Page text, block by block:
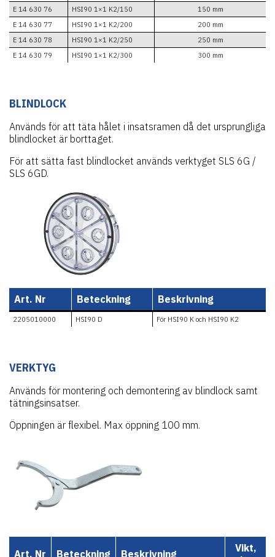
E 14 630 76
HSI90 1×1 K2/150
150 mm
E 14 630 77
HSI90 1×1 K2/200
200 mm
E 14 630 78
HSI90 1×1 K2/250
250 mm
E 14 630 79
HSI90 1×1 K2/300 300 mm
BLINDLOCK
Används för att täta hålet i insatsramen då det ursprungliga
blindlocket är borttaget.
För att sätta fast blindlocket används verktyget SLS 6G /
SLS 6GD.
Art. Nr Beteckning Beskrivning
2205010000 HSI90 D För HSI90 K och HSI90 K2
VERKTYG
Används för montering och demontering av blindlock samt
tätningsinsatser.
Öppningen är flexibel. Max öppning 100 mm.
Art. Nr Beteckning Beskrivning
Vikt,